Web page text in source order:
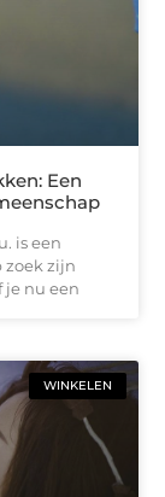
Een
is een
zoek zijn
je nu een
WINKELEN